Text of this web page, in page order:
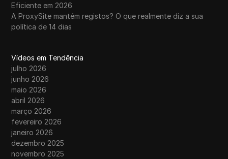
Eficiente em 2026
A ProxySite mantém registos? O que realmente diz a sua
política de 14 dias
Vídeos em Tendência
julho 2026
junho 2026
maio 2026
abril 2026
março 2026
fevereiro 2026
janeiro 2026
dezembro 2025
novembro 2025